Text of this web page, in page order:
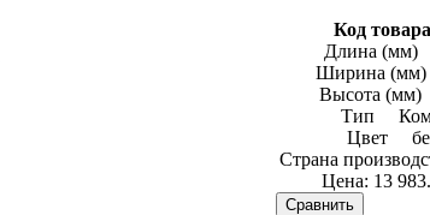
Код
Длина
Ширина
Высота
Тип
Цвет
Страна
Цена: 13
Сравнить